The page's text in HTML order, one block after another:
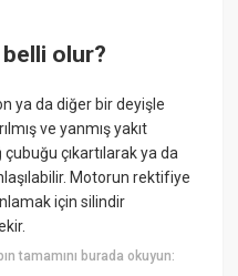
olur?
ya da diğer bir deyişle
ve yanmış yakıt
çıkartılarak ya da
Motorun rektifiye
için silindir
tamamını burada okuyun: